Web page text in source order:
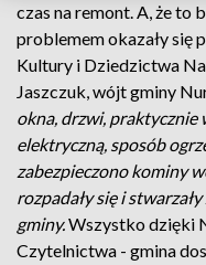
czas na remont. A, że
problemem okazały się
Kultury i Dziedzictwa
Jaszczuk, wójt gminy
okna, drzwi, praktycznie
elektryczną, sposób
zabezpieczono kominy
rozpadały się i
gminy.Wszystko dzięki
Czytelnictwa - gmina